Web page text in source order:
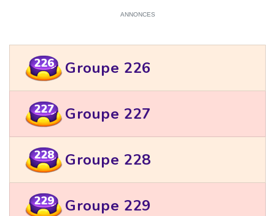
ANNONCES
226 Groupe 226
227 Groupe 227
228 Groupe 228
229 Groupe 229